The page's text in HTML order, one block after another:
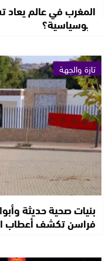
المغرب في عالم يعاد
جيوسياسية؟
تازة والجهة
بنيات صحية حديثة
فراسن تكشف أعطاب